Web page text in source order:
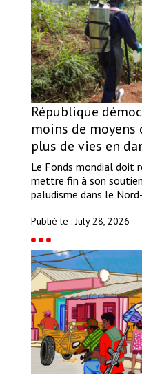
République
moins de
plus de vies en
Le Fonds mondial doit
mettre fin à son
paludisme dans le
Publié le : July 28, 2026